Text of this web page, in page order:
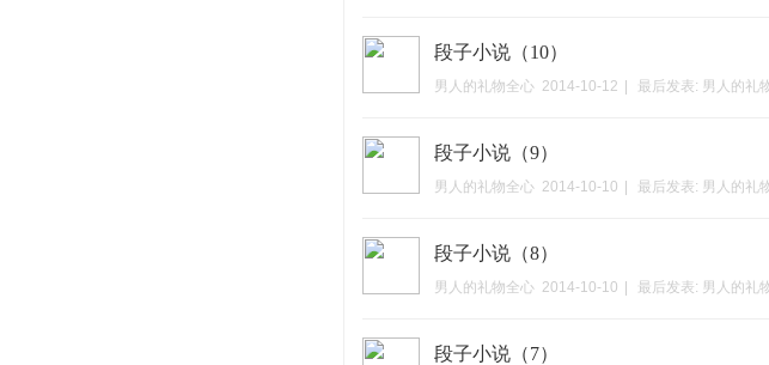
段子小说（10）
男人的礼物全心 2014-10-12 最后发表: 男人的礼
段子小说（9）
男人的礼物全心 2014-10-10 最后发表: 男人的礼
段子小说（8）
男人的礼物全心 2014-10-10 最后发表: 男人的礼
段子小说（7）